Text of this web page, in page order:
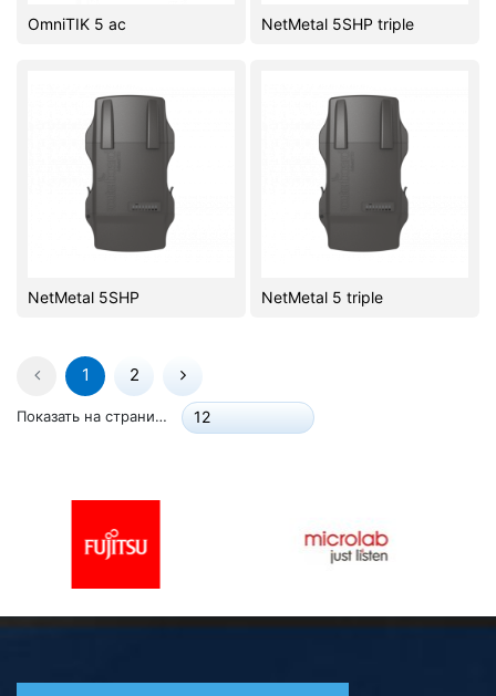
OmniTIK 5 ac NetMetal 5SHP triple
NetMetal 5SHP NetMetal 5 triple
1 2
Показать на странице: 12